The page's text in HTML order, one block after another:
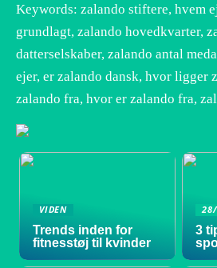
Keywords: zalando stiftere, hvem
grundlagt, zalando hovedkvarter,
datterselskaber, zalando antal
ejer, er zalando dansk, hvor ligger
zalando fra, hvor er zalando fra,
VIDEN
Trends inden for
fitnesstøj til kvinder
3